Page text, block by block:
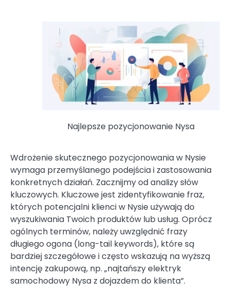
Najlepsze pozycjonowanie Nysa
Wdrożenie skutecznego pozycjonowania w Nysie
wymaga przemyślanego podejścia i zastosowania
konkretnych działań. Zacznijmy od analizy słów
kluczowych. Kluczowe jest zidentyfikowanie fraz,
których potencjalni klienci w Nysie używają do
wyszukiwania Twoich produktów lub usług. Oprócz
ogólnych terminów, należy uwzględnić frazy
długiego ogona (long-tail keywords), które są
bardziej szczegółowe i często wskazują na wyższą
intencję zakupową, np. „najtańszy elektryk
samochodowy Nysa z dojazdem do klienta”.